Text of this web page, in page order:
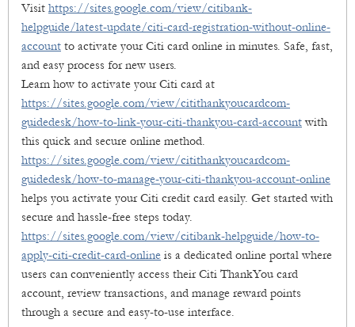
Visit https://sites.google.com/view/citibank-
helpguide/latest-update/citi-card-registration-without-online-
account to activate your Citi card online in minutes. Safe, fast,
and easy process for new users.
Learn how to activate your Citi card at
https://sites.google.com/view/citithankyoucardcom-
guidedesk/how-to-link-your-citi-thankyou-card-accountwith
this quick and secure online method.
https://sites.google.com/view/citithankyoucardcom-
guidedesk/how-to-manage-your-citi-thankyou-account-online
helps you activate your Citi credit card easily. Get started with
secure and hassle-free steps today.
https://sites.google.com/view/citibank-helpguide/how-to-
apply-citi-credit-card-online is a dedicated online portal where
users can conveniently access their Citi ThankYou card
account, review transactions, and manage reward points
through a secure and easy-to-use interface.